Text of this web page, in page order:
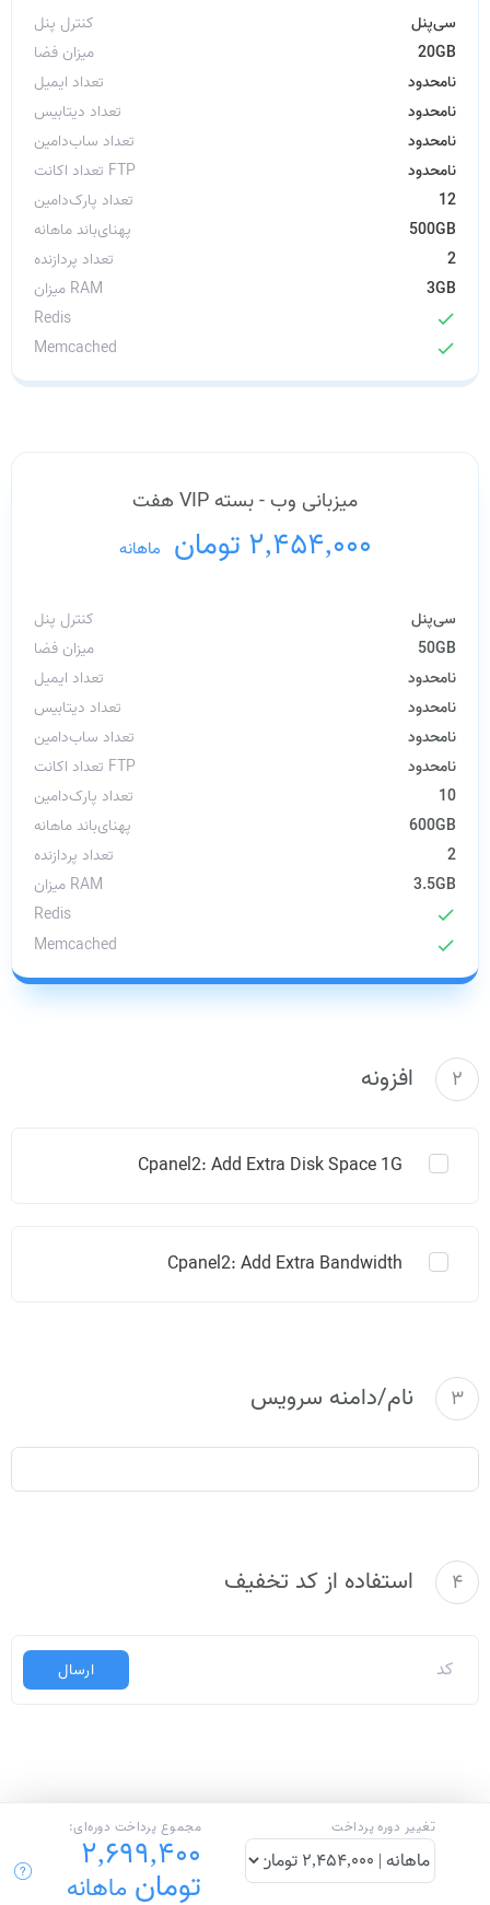
کنترل پنل
سی‌پنل
میزان فضا
20GB
تعداد ایمیل
نامحدود
تعداد دیتابیس
نامحدود
تعداد ساب‌دامین
نامحدود
تعداد اکانت FTP
نامحدود
تعداد پارک‌دامین
12
پهنای‌باند ماهانه
500GB
تعداد پردازنده
2
میزان RAM
3GB
Redis
check
Memcached check
میزبانی وب - بسته VIP هفت
2,454,000 تومان ماهانه
کنترل پنل
سی‌پنل
میزان فضا
50GB
تعداد ایمیل
نامحدود
تعداد دیتابیس
نامحدود
تعداد ساب‌دامین
نامحدود
تعداد اکانت FTP
نامحدود
تعداد پارک‌دامین
10
پهنای‌باند ماهانه
600GB
تعداد پردازنده
2
میزان RAM
3.5GB
Redis
check
Memcached check
2 افزونه
Cpanel2: Add Extra Disk Space 1G
Cpanel2: Add Extra Bandwidth
3 نام/دامنه سرویس
4 استفاده از کد تخفیف
ارسال
تغییر دوره پرداخت مجموع پرداخت دوره‌ای:
2,699,400
تومان ماهانه